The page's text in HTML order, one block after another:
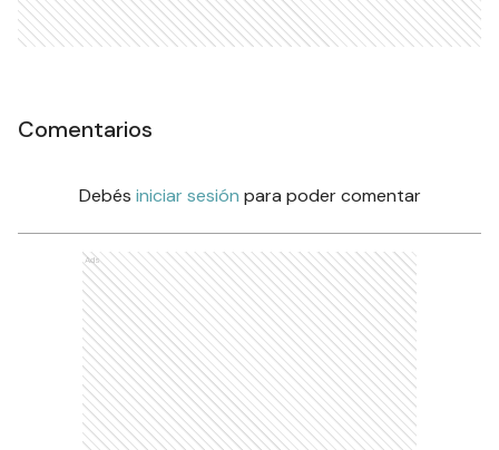
Comentarios
Debés iniciar sesión para poder comentar
Ads